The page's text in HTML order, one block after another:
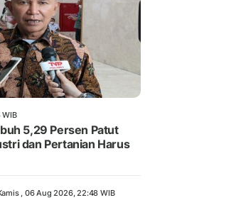
5,29 Persen Patut
dan Pertanian Harus
, 06 Aug 2026, 22:48 WIB